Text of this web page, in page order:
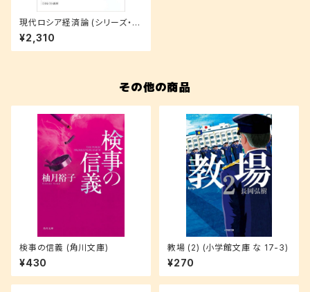
現代ロシア経済論 (シリーズ・現
代の世界経済)
¥2,310
その他の商品
検事の信義 (角川文庫)
¥430
教場 (2) (小学館文庫 な 17-3)
¥270